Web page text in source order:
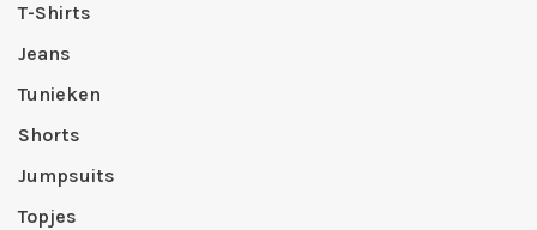
T-Shirts
Jeans
Tunieken
Shorts
Jumpsuits
Topjes